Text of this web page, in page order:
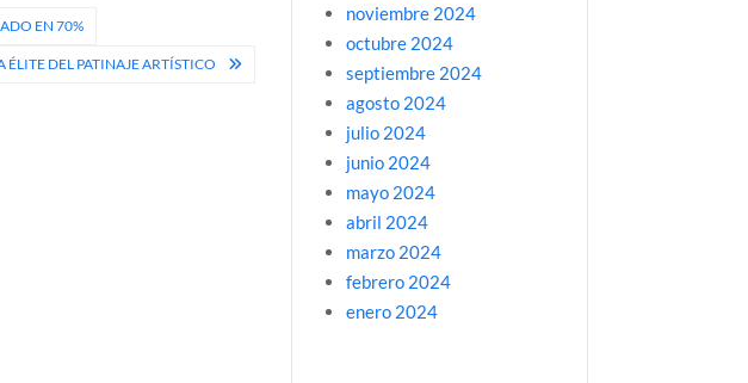
EN 70%
DEL PATINAJE ARTÍSTICO
noviembre 2024
octubre 2024
septiembre 2024
agosto 2024
julio 2024
junio 2024
mayo 2024
abril 2024
marzo 2024
febrero 2024
enero 2024